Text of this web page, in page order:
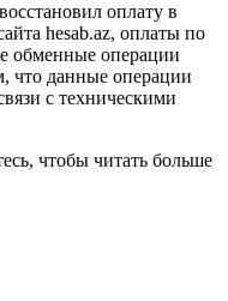
оплату в
hesab.az, оплаты по
обменные операции
что данные операции
с техническими
чтобы читать больше